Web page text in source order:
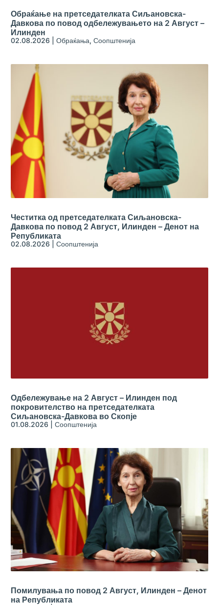
Обраќање на претседателката Сиљановска-
Давкова по повод одбележувањето на 2 Август –
Илинден
02.08.2026 |Обраќања,Соопштенија
Честитка од претседателката Сиљановска-
Давкова по повод 2 Август, Илинден – Денот на
Републиката
02.08.2026 |Соопштенија
Одбележување на 2 Август – Илинден под
покровителство на претседателката
Сиљановска-Давкова во Скопје
01.08.2026 |Соопштенија
Помилувања по повод 2 Август, Илинден – Денот
на Републиката